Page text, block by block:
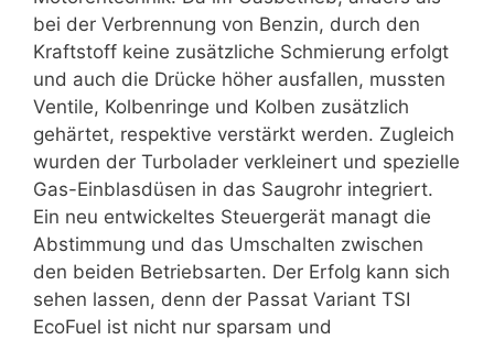
bei der Verbrennung von Benzin, durch den
Kraftstoff keine zusätzliche Schmierung erfolgt
und auch die Drücke höher ausfallen, mussten
Ventile, Kolbenringe und Kolben zusätzlich
gehärtet, respektive verstärkt werden. Zugleich
wurden der Turbolader verkleinert und spezielle
Gas-Einblasdüsen in das Saugrohr integriert.
Ein neu entwickeltes Steuergerät managt die
Abstimmung und das Umschalten zwischen
den beiden Betriebsarten. Der Erfolg kann sich
sehen lassen, denn der Passat Variant TSI
EcoFuel ist nicht nur sparsam und